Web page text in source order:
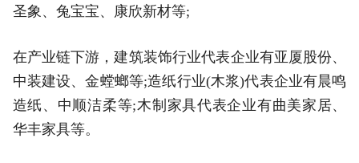
圣象、兔宝宝、康欣新材等;
在产业链下游，建筑装饰行业代表企业有亚厦股份、
中装建设、金螳螂等;造纸行业(木浆)代表企业有晨鸣
造纸、中顺洁柔等;木制家具代表企业有曲美家居、
华丰家具等。